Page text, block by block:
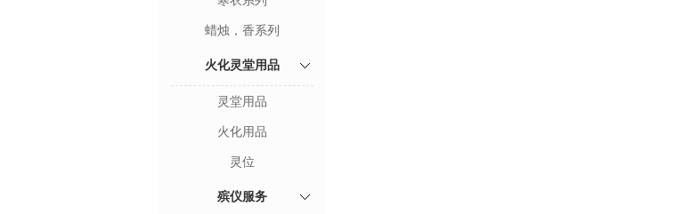
蜡烛，香系列
火化灵堂用品
灵堂用品
火化用品
灵位
殡仪服务